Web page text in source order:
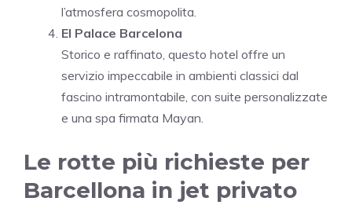
l’atmosfera cosmopolita.
El Palace Barcelona
Storico e raffinato, questo hotel offre un
servizio impeccabile in ambienti classici dal
fascino intramontabile, con suite personalizzate
e una spa firmata Mayan.
Le rotte più richieste per
Barcellona in jet privato